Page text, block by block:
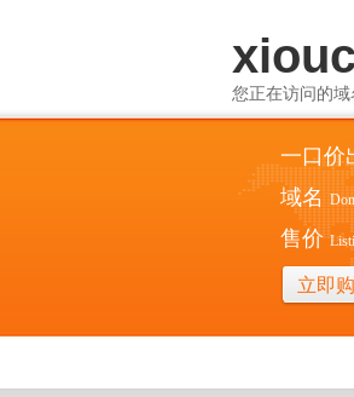
您正在访问的域
一口价
域名
售价
立即